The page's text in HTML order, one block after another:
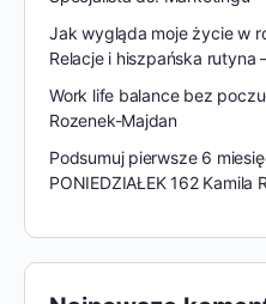
Jak wygląda moje życie w
Relacje i hiszpańska rutyna
Work life balance bez
Rozenek-Majdan
Podsumuj pierwsze 6
PONIEDZIAŁEK 162 Kamila